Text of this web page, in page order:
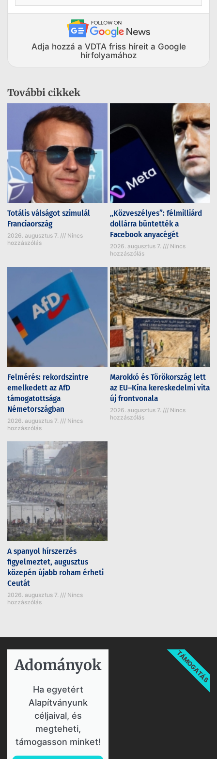
Adja hozzá a VDTA friss híreit a Google
hírfolyamához
További cikkek
Totális válságot szimulál
Franciaország
2026. augusztus 7.
Nincs
hozzászólás
„Közveszélyes”: félmilliárd
dollárra büntették a
Facebook anyacégét
2026. augusztus 7.
Nincs
hozzászólás
Felmérés: rekordszintre
emelkedett az AfD
támogatottsága
Németországban
2026. augusztus 7.
Nincs
hozzászólás
Marokkó és Törökország lett
az EU–Kína kereskedelmi vita
új frontvonala
2026. augusztus 7.
Nincs
hozzászólás
A spanyol hírszerzés
figyelmeztet, augusztus
közepén újabb roham érheti
Ceutát
2026. augusztus 7.
Nincs
hozzászólás
Adományok​
Ha egyetért
Alapítványunk
céljaival, és
megteheti,
támogasson minket!
TÁMOGATÁS